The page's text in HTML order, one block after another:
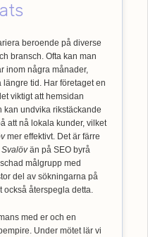
beroende på diverse
bransch. Ofta kan man
inom några månader,
tid. Har företaget en
viktigt att hemsidan
kan undvika rikstäckande
att nå lokala kunder, vilket
mer effektivt. Det är färre
Svalövän på SEO byrå
målgrupp med
del av sökningarna på
också återspegla detta.
med er och en
Under mötet lär vi